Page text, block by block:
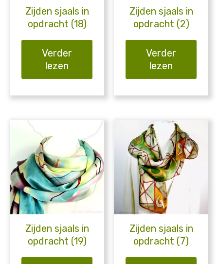
Zijden sjaals in
opdracht (18)
Verder
lezen
Zijden sjaals in
opdracht (2)
Verder
lezen
Zijden sjaals in
opdracht (19)
Zijden sjaals in
opdracht (7)